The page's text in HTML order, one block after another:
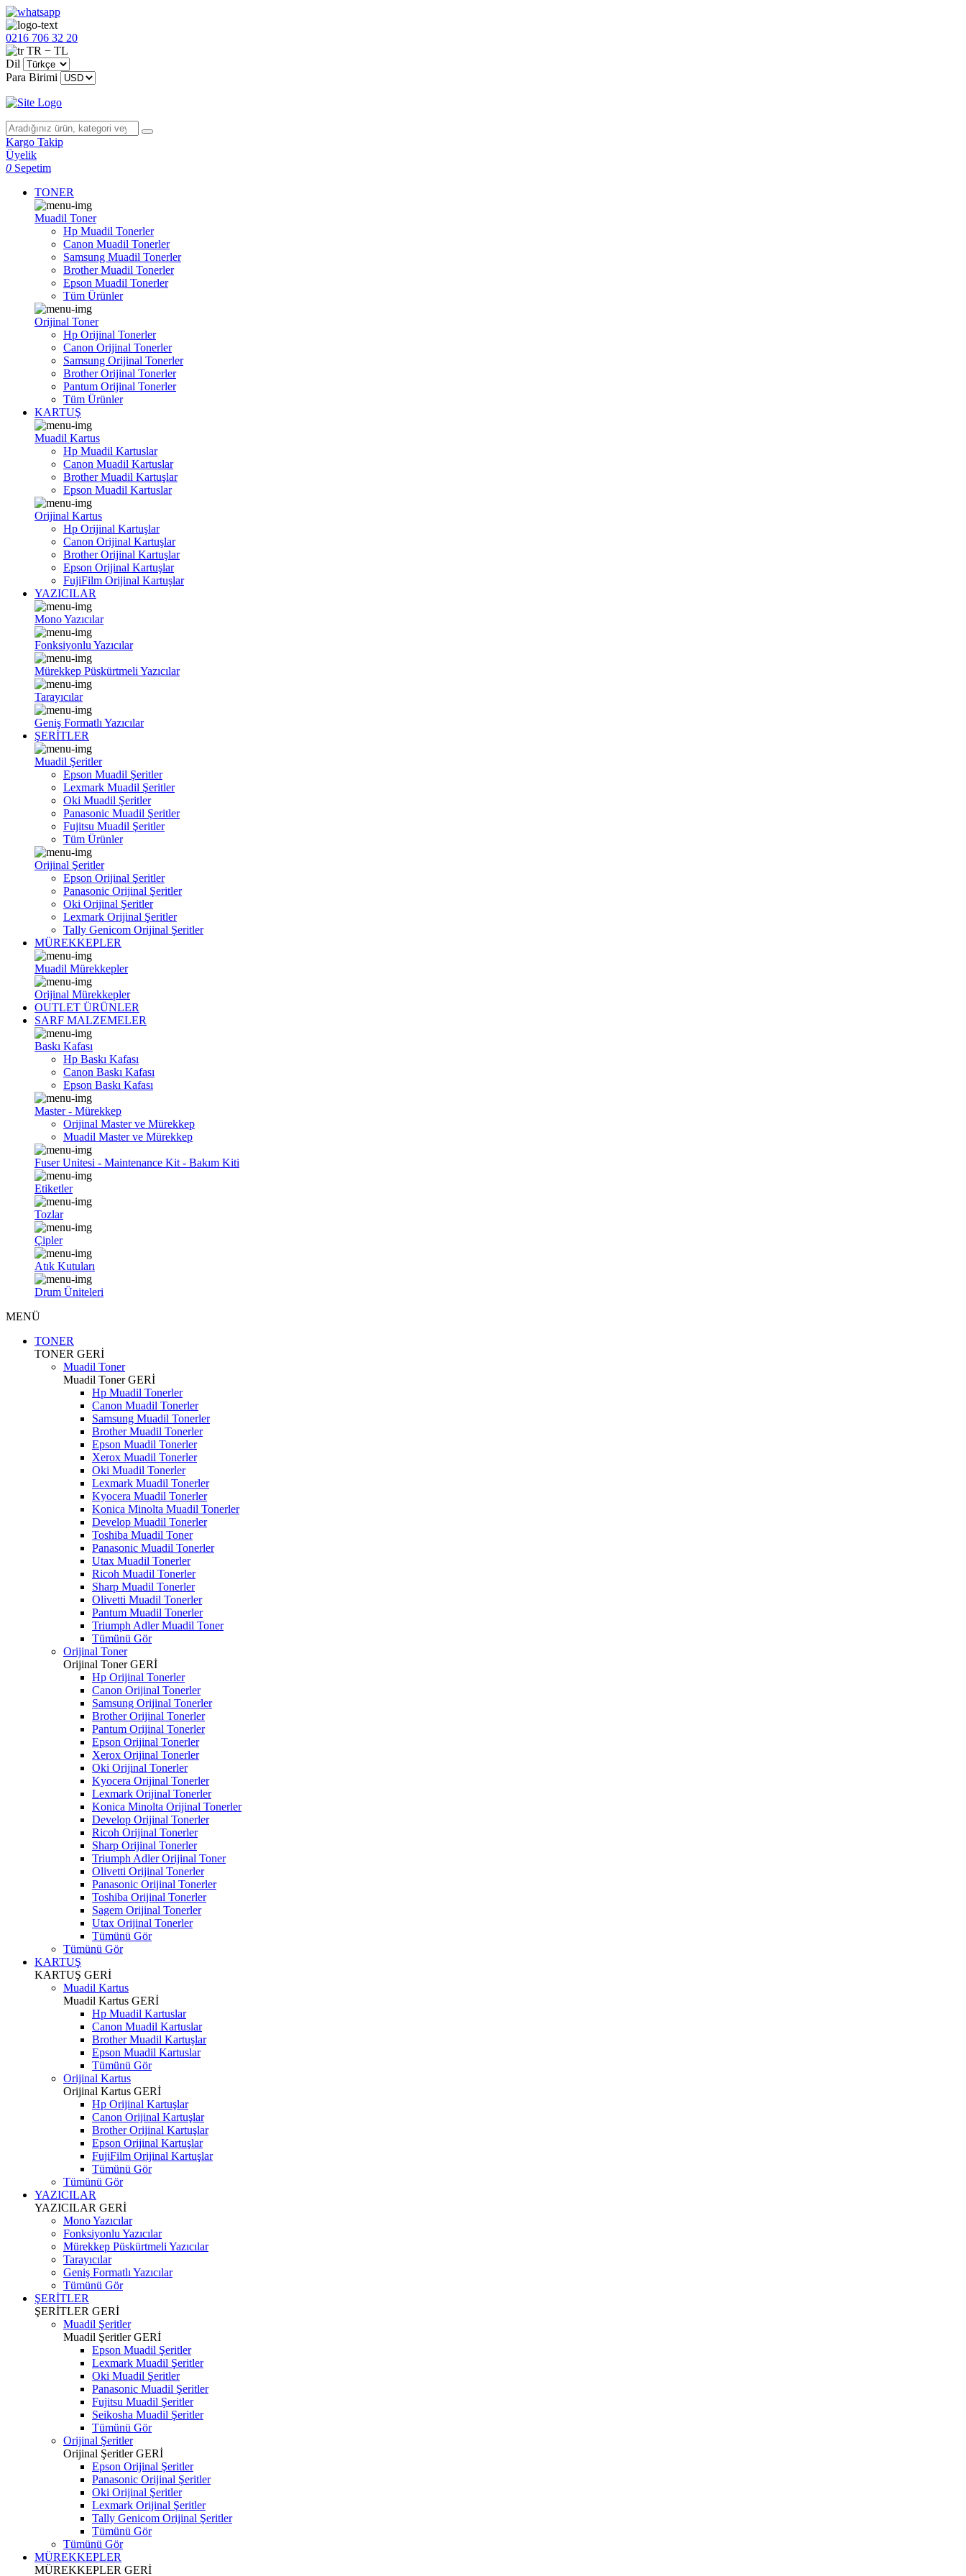
0216 706 32 20
TR − TL
Dil
Para Birimi
Kargo Takip
Üyelik
0 Sepetim
TONER
Muadil Toner
Hp Muadil Tonerler
Canon Muadil Tonerler
Samsung Muadil Tonerler
Brother Muadil Tonerler
Epson Muadil Tonerler
Tüm Ürünler
Orijinal Toner
Hp Orijinal Tonerler
Canon Orijinal Tonerler
Samsung Orijinal Tonerler
Brother Orijinal Tonerler
Pantum Orijinal Tonerler
Tüm Ürünler
KARTUŞ
Muadil Kartus
Hp Muadil Kartuslar
Canon Muadil Kartuslar
Brother Muadil Kartuşlar
Epson Muadil Kartuslar
Orijinal Kartus
Hp Orijinal Kartuşlar
Canon Orijinal Kartuşlar
Brother Orijinal Kartuşlar
Epson Orijinal Kartuşlar
FujiFilm Orijinal Kartuşlar
YAZICILAR
Mono Yazıcılar
Fonksiyonlu Yazıcılar
Mürekkep Püskürtmeli Yazıcılar
Tarayıcılar
Geniş Formatlı Yazıcılar
ŞERİTLER
Muadil Şeritler
Epson Muadil Şeritler
Lexmark Muadil Şeritler
Oki Muadil Şeritler
Panasonic Muadil Şeritler
Fujitsu Muadil Şeritler
Tüm Ürünler
Orijinal Şeritler
Epson Orijinal Şeritler
Panasonic Orijinal Şeritler
Oki Orijinal Şeritler
Lexmark Orijinal Şeritler
Tally Genicom Orijinal Şeritler
MÜREKKEPLER
Muadil Mürekkepler
Orijinal Mürekkepler
OUTLET ÜRÜNLER
SARF MALZEMELER
Baskı Kafası
Hp Baskı Kafası
Canon Baskı Kafası
Epson Baskı Kafası
Master - Mürekkep
Orijinal Master ve Mürekkep
Muadil Master ve Mürekkep
Fuser Unitesi - Maintenance Kit - Bakım Kiti
Etiketler
Tozlar
Çipler
Atık Kutuları
Drum Üniteleri
MENÜ
TONER
TONER GERİ
Muadil Toner
Muadil TonerGERİ
Hp Muadil Tonerler
Canon Muadil Tonerler
Samsung Muadil Tonerler
Brother Muadil Tonerler
Epson Muadil Tonerler
Xerox Muadil Tonerler
Oki Muadil Tonerler
Lexmark Muadil Tonerler
Kyocera Muadil Tonerler
Konica Minolta Muadil Tonerler
Develop Muadil Tonerler
Toshiba Muadil Toner
Panasonic Muadil Tonerler
Utax Muadil Tonerler
Ricoh Muadil Tonerler
Sharp Muadil Tonerler
Olivetti Muadil Tonerler
Pantum Muadil Tonerler
Triumph Adler Muadil Toner
Tümünü Gör
Orijinal Toner
Orijinal TonerGERİ
Hp Orijinal Tonerler
Canon Orijinal Tonerler
Samsung Orijinal Tonerler
Brother Orijinal Tonerler
Pantum Orijinal Tonerler
Epson Orijinal Tonerler
Xerox Orijinal Tonerler
Oki Orijinal Tonerler
Kyocera Orijinal Tonerler
Lexmark Orijinal Tonerler
Konica Minolta Orijinal Tonerler
Develop Orijinal Tonerler
Ricoh Orijinal Tonerler
Sharp Orijinal Tonerler
Triumph Adler Orijinal Toner
Olivetti Orijinal Tonerler
Panasonic Orijinal Tonerler
Toshiba Orijinal Tonerler
Sagem Orijinal Tonerler
Utax Orijinal Tonerler
Tümünü Gör
Tümünü Gör
KARTUŞ
KARTUŞ GERİ
Muadil Kartus
Muadil Kartus GERİ
Hp Muadil Kartuslar
Canon Muadil Kartuslar
Brother Muadil Kartuşlar
Epson Muadil Kartuslar
Tümünü Gör
Orijinal Kartus
Orijinal Kartus GERİ
Hp Orijinal Kartuşlar
Canon Orijinal Kartuşlar
Brother Orijinal Kartuşlar
Epson Orijinal Kartuşlar
FujiFilm Orijinal Kartuşlar
Tümünü Gör
Tümünü Gör
YAZICILAR
YAZICILAR GERİ
Mono Yazıcılar
Fonksiyonlu Yazıcılar
Mürekkep Püskürtmeli Yazıcılar
Tarayıcılar
Geniş Formatlı Yazıcılar
Tümünü Gör
ŞERİTLER
ŞERİTLER GERİ
Muadil Şeritler
Muadil ŞeritlerGERİ
Epson Muadil Şeritler
Lexmark Muadil Şeritler
Oki Muadil Şeritler
Panasonic Muadil Şeritler
Fujitsu Muadil Şeritler
Seikosha Muadil Şeritler
Tümünü Gör
Orijinal Şeritler
Orijinal ŞeritlerGERİ
Epson Orijinal Şeritler
Panasonic Orijinal Şeritler
Oki Orijinal Şeritler
Lexmark Orijinal Şeritler
Tally Genicom Orijinal Şeritler
Tümünü Gör
Tümünü Gör
MÜREKKEPLER
MÜREKKEPLER GERİ